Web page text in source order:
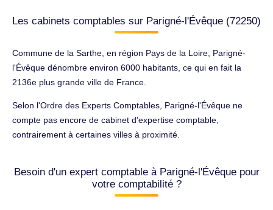
Les cabinets comptables sur Parigné-l'Évêque (72250)
Commune de la Sarthe, en région Pays de la Loire, Parigné-
l'Évêque dénombre environ 6000 habitants, ce qui en fait la
2136e plus grande ville de France.
Selon l'Ordre des Experts Comptables, Parigné-l'Évêque ne
compte pas encore de cabinet d'expertise comptable,
contrairement à certaines villes à proximité.
Besoin d'un expert comptable à Parigné-l'Évêque pour
votre comptabilité ?